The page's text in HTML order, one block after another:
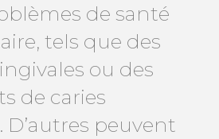
de santé
tels que des
ou des
de caries
peuvent